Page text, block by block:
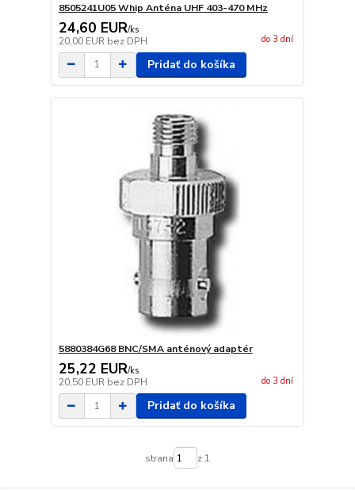
8505241U05 Whip Anténa UHF 403-470 MHz
24,60 EUR/ks
20,00 EUR bez DPH do 3 dní
Pridať do košíka
5880384G68 BNC/SMA anténový adaptér
25,22 EUR/ks
20,50 EUR bez DPH do 3 dní
Pridať do košíka
strana z 1